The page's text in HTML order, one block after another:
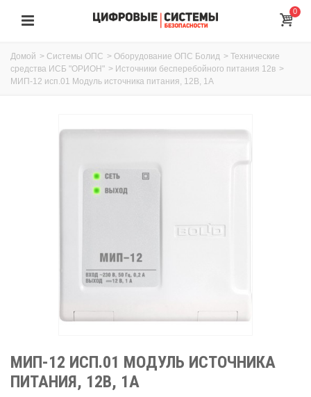
0
Домой > Системы ОПС > Оборудование ОПС Болид > Технические
средства ИСБ "ОРИОН" > Источники бесперебойного питания 12в >
МИП-12 исп.01 Модуль источника питания, 12В, 1А
МИП-12 ИСП.01 МОДУЛЬ ИСТОЧНИКА
ПИТАНИЯ, 12В, 1А